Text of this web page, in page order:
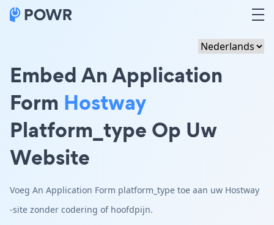
Embed An Application
Form Hostway
Platform_type Op Uw
Website
Voeg An Application Form platform_type toe aan uw Hostway
-site zonder codering of hoofdpijn.